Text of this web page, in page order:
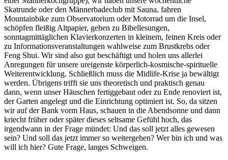
Skatrunde oder den Männerbadeclub mit Sauna, fahren
Mountainbike zum Observatorium oder Motorrad um die Insel,
schöpfen fleißig Altpapier, gehen zu Bibellesungen,
sonntagmittäglichen Klavierkonzerten in kleinem, feinen Kreis oder
zu Informationsveranstaltungen wahlweise zum Brustkrebs oder
Feng Shui. Wir sind also gut beschäftigt und holen uns allerlei
Anregungen für unsere ureigenste körperlich-kosmische-spirituelle
Weiterentwicklung. Schließlich muss die Midlife-Krise ja bewältigt
werden. Übrigens trifft sie uns theoretisch und praktisch genau
dann, wenn unser Häuschen fertiggebaut oder zu Ende renoviert ist,
der Garten angelegt und die Einrichtung optimiert ist. So, da sitzen
wir auf der Bank vorm Haus, schauen in die Abendsonne und dann
kriecht früher oder später dieses seltsame Gefühl hoch, das
irgendwann in der Frage mündet: Und das soll jetzt alles gewesen
sein? Und soll das jetzt immer so weitergehen? Wer bin ich und was
will ich hier? Gute Frage, langes Schweigen.